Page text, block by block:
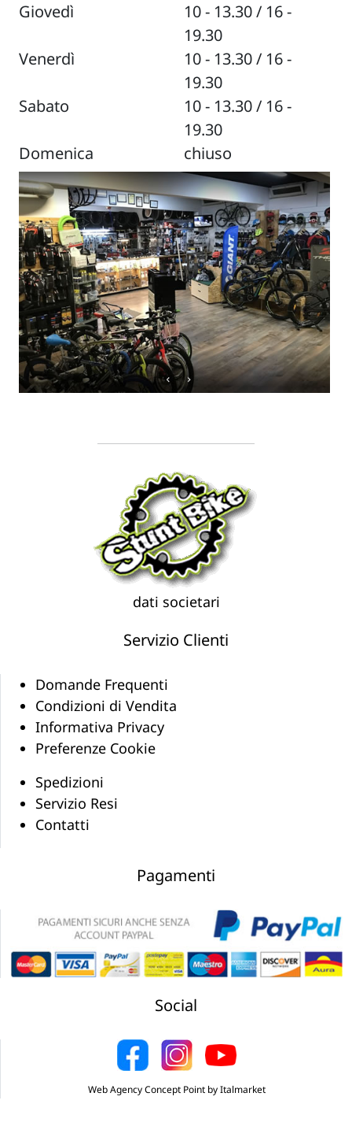
Giovedì
10 - 13.30 / 16 -
19.30
Venerdì
10 - 13.30 / 16 -
19.30
Sabato
10 - 13.30 / 16 -
19.30
Domenica
chiuso
dati societari
Servizio Clienti
Domande Frequenti
Condizioni di Vendita
Informativa Privacy
Preferenze Cookie
Spedizioni
Servizio Resi
Contatti
Pagamenti
Social
Web Agency Concept Point by Italmarket